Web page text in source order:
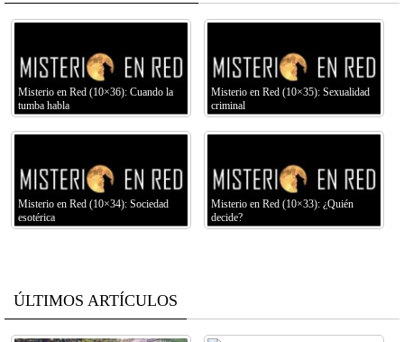
Misterio en Red (10×36): Cuando la
tumba habla
Misterio en Red (10×35): Sexualidad
criminal
Misterio en Red (10×34): Sociedad
esotérica
Misterio en Red (10×33): ¿Quién
decide?
ÚLTIMOS ARTÍCULOS